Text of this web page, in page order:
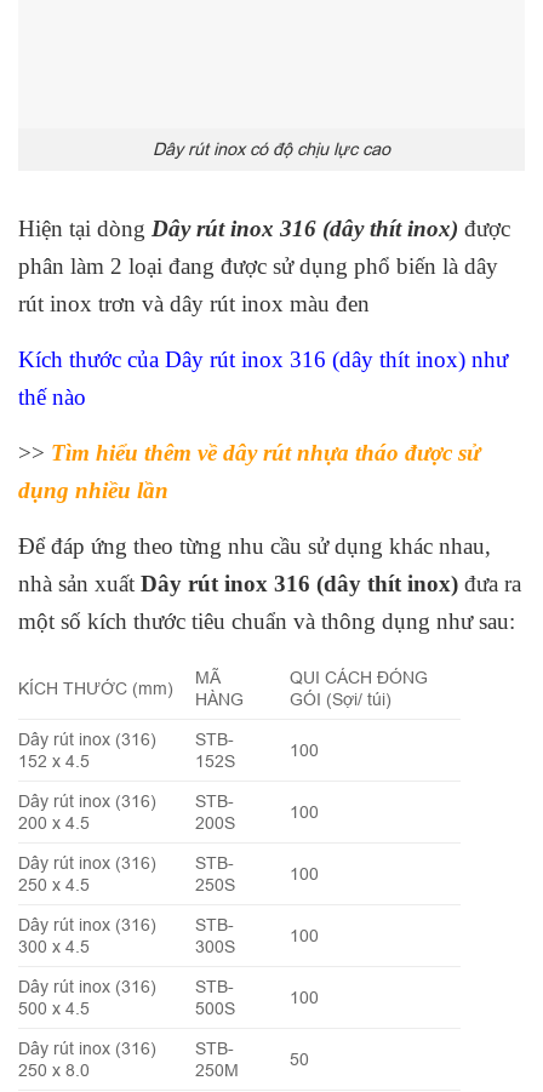
Dây rút inox có độ chịu lực cao
Hiện tại dòng Dây rút inox 316 (dây thít inox) được
phân làm 2 loại đang được sử dụng phổ biến là dây
rút inox trơn và dây rút inox màu đen
Kích thước của Dây rút inox 316 (dây thít inox) như
thế nào
>> Tìm hiểu thêm về dây rút nhựa tháo được sử
dụng nhiều lần
Để đáp ứng theo từng nhu cầu sử dụng khác nhau,
nhà sản xuất Dây rút inox 316 (dây thít inox) đưa ra
một số kích thước tiêu chuẩn và thông dụng như sau:
KÍCH THƯỚC (mm)
MÃ
HÀNG
QUI CÁCH ĐÓNG
GÓI (Sợi/ túi)
Dây rút inox (316)
152 x 4.5
STB-
152S
100
Dây rút inox (316)
200 x 4.5
STB-
200S
100
Dây rút inox (316)
250 x 4.5
STB-
250S
100
Dây rút inox (316)
300 x 4.5
STB-
300S
100
Dây rút inox (316)
500 x 4.5
STB-
500S
100
Dây rút inox (316)
250 x 8.0
STB-
250M
50